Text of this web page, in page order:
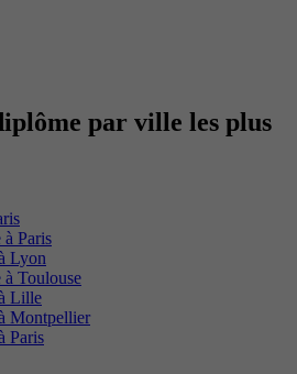
par ville les plus
Paris
Lyon
Toulouse
Lille
Montpellier
Paris